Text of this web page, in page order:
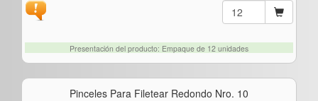
Presentación del producto: Empaque de 12 unidades
Pinceles Para Filetear Redondo Nro. 10